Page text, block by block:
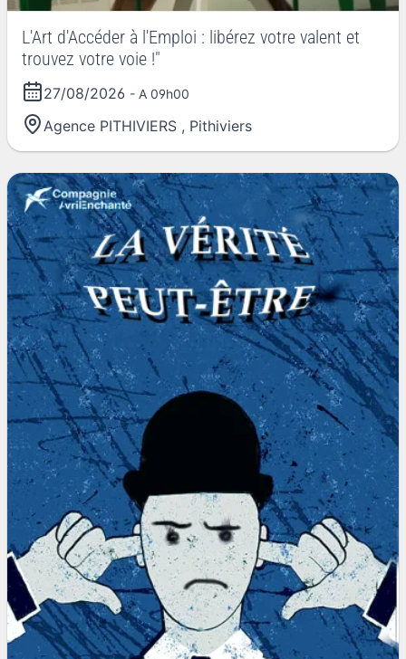
L'Art d'Accéder à l'Emploi : libérez votre valent et
trouvez votre voie !"
27/08/2026 - A 09h00
Agence PITHIVIERS , Pithiviers